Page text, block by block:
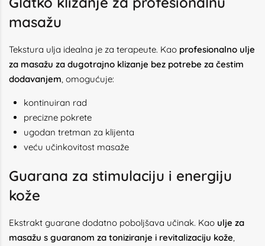
masažu
Tekstura ulja idealna je za terapeute. Kao profesionalno ulje
za masažu za dugotrajno klizanje bez potrebe za čestim
dodavanjem, omogućuje:
kontinuiran rad
precizne pokrete
ugodan tretman za klijenta
veću učinkovitost masaže
Guarana za stimulaciju i energiju
kože
Ekstrakt guarane dodatno poboljšava učinak. Kao ulje za
masažu s guaranom za toniziranje i revitalizaciju kože,